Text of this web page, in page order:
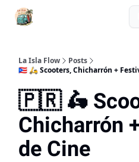
La Isla Flow
Posts
🇵🇷 🛵 Scooters, Chicharrón +
🇵🇷 🛵
Chicharrón
de Cine